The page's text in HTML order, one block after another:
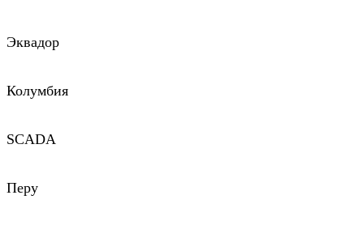
Эквадор
Колумбия
SCADA
Перу